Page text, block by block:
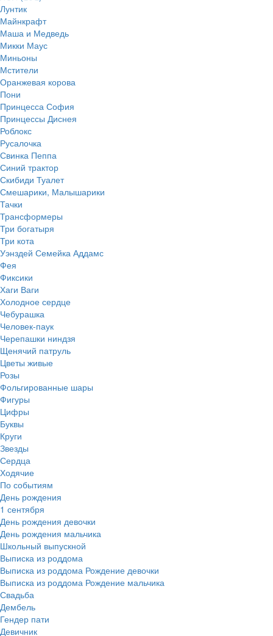
Лунтик
Майнкрафт
Маша и Медведь
Микки Маус
Миньоны
Мстители
Оранжевая корова
Пони
Принцесса София
Принцессы Диснея
Роблокс
Русалочка
Свинка Пеппа
Синий трактор
Скибиди Туалет
Смешарики, Малышарики
Тачки
Трансформеры
Три богатыря
Три кота
Уэнздей Семейка Аддамс
Фея
Фиксики
Хаги Ваги
Холодное сердце
Чебурашка
Человек-паук
Черепашки ниндзя
Щенячий патруль
Цветы живые
Розы
Фольгированные шары
Фигуры
Цифры
Буквы
Круги
Звезды
Сердца
Ходячие
По событиям
День рождения
1 сентября
День рождения девочки
День рождения мальчика
Школьный выпускной
Выписка из роддома
Выписка из роддома Рождение девочки
Выписка из роддома Рождение мальчика
Свадьба
Дембель
Гендер пати
Девичник